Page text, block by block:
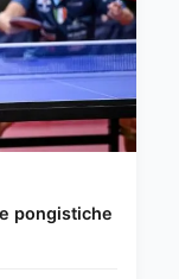
pongistiche